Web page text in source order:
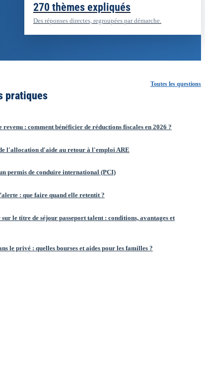
270 thèmes expliqués
Des réponses directes, regroupées par démarche.
pratiques
Toutes les questions
revenu : comment bénéficier de réductions fiscales en 2026 ?
l'allocation d'aide au retour à l'emploi ARE
permis de conduire international (PCI)
: que faire quand elle retentit ?
le titre de séjour passeport talent : conditions, avantages et
le privé : quelles bourses et aides pour les familles ?